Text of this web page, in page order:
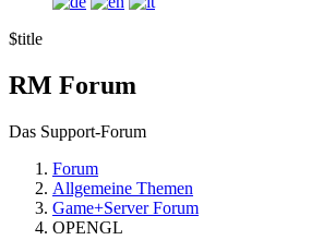
$title
RM Forum
Das Support-Forum
Forum
Allgemeine Themen
Game+Server Forum
OPENGL